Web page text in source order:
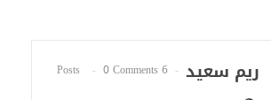
ريم سعيد 6 Posts
0 Comments